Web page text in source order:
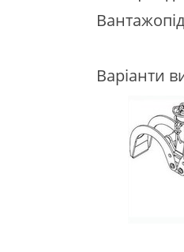
Варіанти